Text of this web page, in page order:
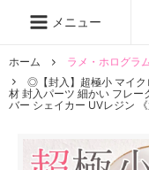
メニュー
ホーム ラメ・ホログラ
◎【封入】超極小 マイク
材 封入パーツ 細かい フレー
バー シェイカー UVレジン 《